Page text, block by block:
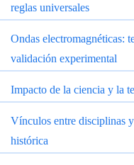
reglas universales
Ondas electromagnéticas:
validación experimental
Impacto de la ciencia y la
Vínculos entre disciplinas
histórica